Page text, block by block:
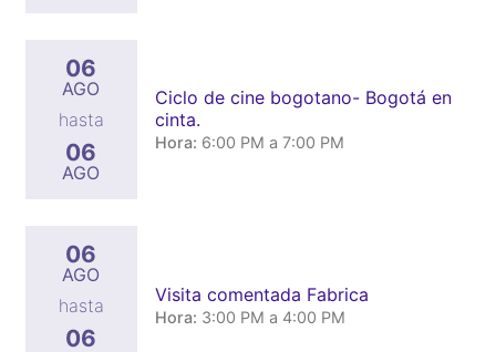
06
AGO
hasta
06
AGO
Ciclo de cine bogotano- Bogotá en
cinta.
Hora: 6:00 PM a 7:00 PM
06
AGO
hasta
06
Visita comentada Fabrica
Hora: 3:00 PM a 4:00 PM